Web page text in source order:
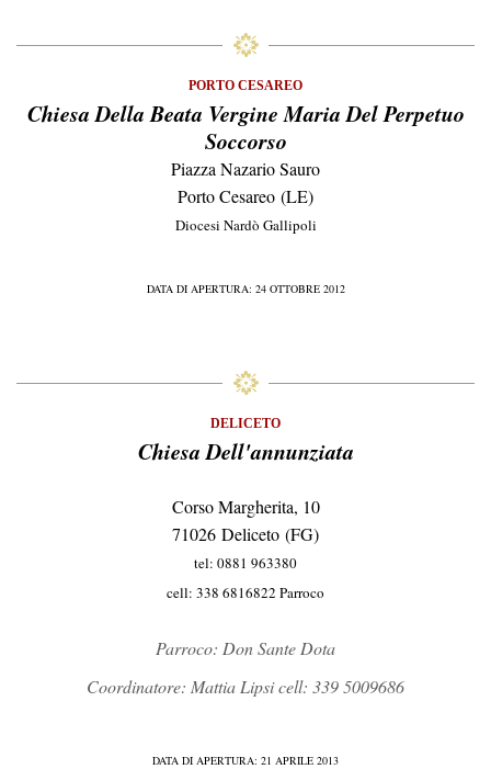
PORTO CESAREO
Chiesa Della Beata Vergine Maria Del Perpetuo
Soccorso
Piazza Nazario Sauro
Porto Cesareo (LE)
Diocesi Nardò Gallipoli
DATA DI APERTURA: 24 OTTOBRE 2012
DELICETO
Chiesa Dell'annunziata
Corso Margherita, 10
71026 Deliceto (FG)
tel: 0881 963380
cell: 338 6816822 Parroco
Parroco: Don Sante Dota
Coordinatore: Mattia Lipsi cell: 339 5009686
DATA DI APERTURA: 21 APRILE 2013